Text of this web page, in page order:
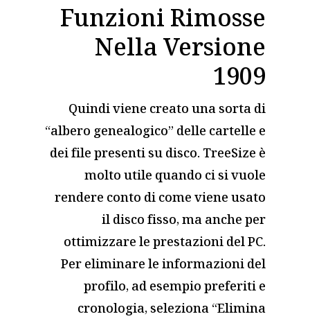
Funzioni Rimosse
Nella Versione
1909
Quindi viene creato una sorta di
“albero genealogico” delle cartelle e
dei file presenti su disco. TreeSize è
molto utile quando ci si vuole
rendere conto di come viene usato
il disco fisso, ma anche per
ottimizzare le prestazioni del PC.
Per eliminare le informazioni del
profilo, ad esempio preferiti e
cronologia, seleziona “Elimina